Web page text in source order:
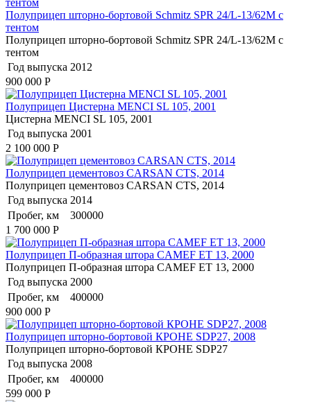
Полуприцеп шторно-бортовой Schmitz SPR 24/L-13/62M с
тентом
Полуприцеп шторно-бортовой Schmitz SPR 24/L-13/62M с
тентом
Год выпуска 2012
900 000 Р
Полуприцеп Цистерна MENCI SL 105, 2001
Цистерна MENCI SL 105, 2001
Год выпуска 2001
2 100 000 Р
Полуприцеп цементовоз СARSАN CТS, 2014
Полуприцеп цементовоз СARSАN CТS, 2014
Год выпуска 2014
Пробег, км
300000
1 700 000 Р
Полуприцеп П-образная штора CAMEF ET 13, 2000
Полуприцеп П-образная штора CAMEF ET 13, 2000
Год выпуска 2000
Пробег, км
400000
900 000 Р
Полуприцеп шторно-бортовой КРОНЕ SDP27, 2008
Полуприцеп шторно-бортовой КРОНЕ SDP27
Год выпуска 2008
Пробег, км
400000
599 000 Р